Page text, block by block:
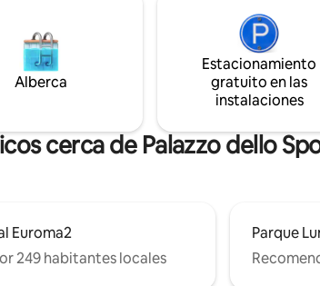
televisión. Mantente conectado con el
wifi superrápido en todas las
habitaciones. Puedes disfrutar del
tranquilo barrio en el balcón durante las
noches de verano para cenar.
Alberca
Estacionamiento
gratuito en las
instalaciones
cerca de Palazzo dello
Euroma2
249 habitantes locales
Parque